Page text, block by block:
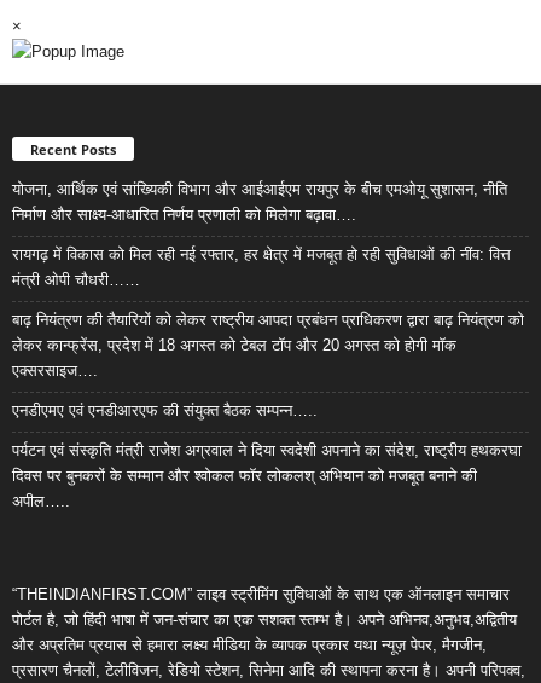
×
Recent Posts
योजना, आर्थिक एवं सांख्यिकी विभाग और आईआईएम रायपुर के बीच एमओयू सुशासन, नीति
निर्माण और साक्ष्य-आधारित निर्णय प्रणाली को मिलेगा बढ़ावा….
रायगढ़ में विकास को मिल रही नई रफ्तार, हर क्षेत्र में मजबूत हो रही सुविधाओं की नींव: वित्त
मंत्री ओपी चौधरी……
बाढ़ नियंत्रण की तैयारियों को लेकर राष्ट्रीय आपदा प्रबंधन प्राधिकरण द्वारा बाढ़ नियंत्रण को
लेकर कान्फ्रेंस, प्रदेश में 18 अगस्त को टेबल टॉप और 20 अगस्त को होगी मॉक
एक्सरसाइज….
एनडीएमए एवं एनडीआरएफ की संयुक्त बैठक सम्पन्न…..
पर्यटन एवं संस्कृति मंत्री राजेश अग्रवाल ने दिया स्वदेशी अपनाने का संदेश, राष्ट्रीय हथकरघा
दिवस पर बुनकरों के सम्मान और श्वोकल फॉर लोकलश् अभियान को मजबूत बनाने की
अपील…..
“THEINDIANFIRST.COM” लाइव स्ट्रीमिंग सुविधाओं के साथ एक ऑनलाइन समाचार
पोर्टल है, जो हिंदी भाषा में जन-संचार का एक सशक्त स्तम्भ है। अपने अभिनव,अनुभव,अद्वितीय
और अप्रतिम प्रयास से हमारा लक्ष्य मीडिया के व्यापक प्रकार यथा न्यूज़ पेपर, मैगजीन,
प्रसारण चैनलों, टेलीविजन, रेडियो स्टेशन, सिनेमा आदि की स्थापना करना है। अपनी परिपक्व,